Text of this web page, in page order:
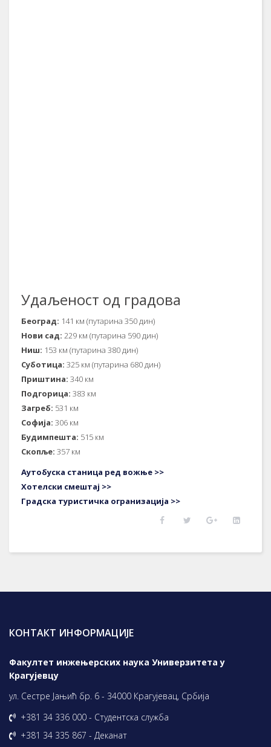
Удаљеност од градова
Београд: 141 км (путарина 350 дин)
Нови сад: 229 км (путарина 590 дин)
Ниш: 153 км (путарина 380 дин)
Суботица: 325 км (путарина 680 дин)
Приштина: 340 км
Подгорица: 383 км
Загреб: 531 км
Софија: 306 км
Будимпешта: 515 км
Скопље: 357 км
Аутобуска станица ред вожње >>
Хотелски смештај >>
Градска туристичка огранизација >>
КОНТАКТ ИНФОРМАЦИЈЕ
Факултет инжењерских наука Универзитета у
Крагујевцу
ул. Сестре Јањић бр. 6 - 34000 Крагујевац, Србија
+381 34 336 000 - Студентска служба
+381 34 335 867 - Деканат